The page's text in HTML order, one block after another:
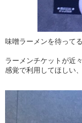
味噌ラーメンを待って
ラーメンチケットが近
感覚で利用してほしい